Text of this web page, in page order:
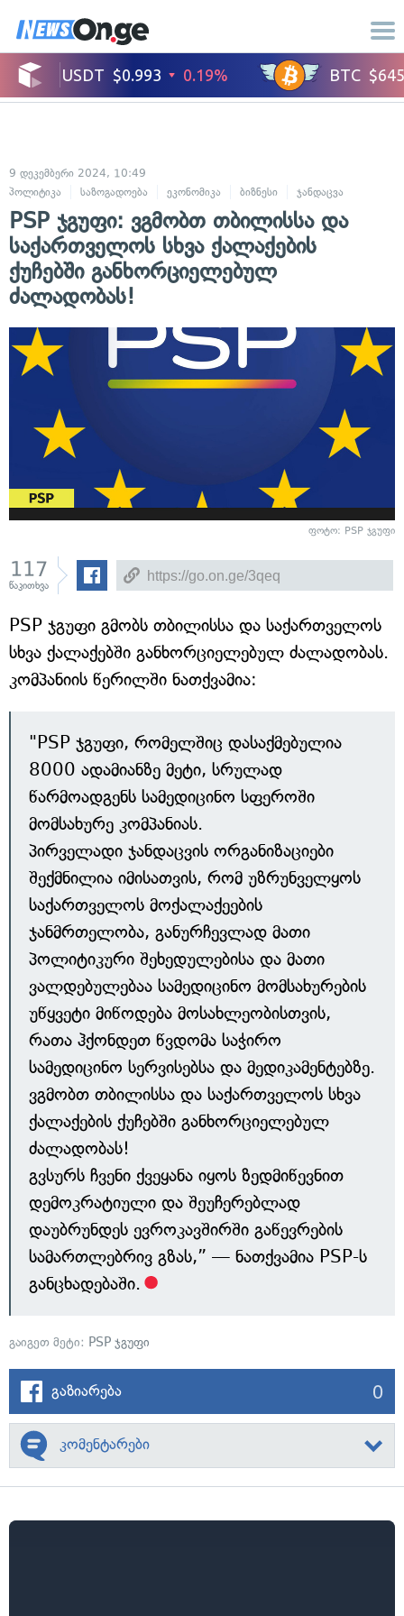
9 დეკემბერი 2024, 10:49
პოლიტიკა
საზოგადოება ეკონომიკა ბიზნესი ჯანდაცვა
PSP ჯგუფი: ვგმობთ თბილისსა და
საქართველოს სხვა ქალაქების
ქუჩებში განხორციელებულ
ძალადობას!
ფოტო: PSP ჯგუფი
117
წაკითხვა
PSP ჯგუფი გმობს თბილისსა და საქართველოს
სხვა ქალაქებში განხორციელებულ ძალადობას.
კომპანიის წერილში ნათქვამია:
"PSP ჯგუფი, რომელშიც დასაქმებულია
8000 ადამიანზე მეტი, სრულად
წარმოადგენს სამედიცინო სფეროში
მომსახურე კომპანიას.
პირველადი ჯანდაცვის ორგანიზაციები
შექმნილია იმისათვის, რომ უზრუნველყოს
საქართველოს მოქალაქეების
ჯანმრთელობა, განურჩევლად მათი
პოლიტიკური შეხედულებისა და მათი
ვალდებულებაა სამედიცინო მომსახურების
უწყვეტი მიწოდება მოსახლეობისთვის,
რათა ჰქონდეთ წვდომა საჭირო
სამედიცინო სერვისებსა და მედიკამენტებზე.
ვგმობთ თბილისსა და საქართველოს სხვა
ქალაქების ქუჩებში განხორციელებულ
ძალადობას!
გვსურს ჩვენი ქვეყანა იყოს ზედმიწევნით
დემოკრატიული და შეუჩერებლად
დაუბრუნდეს ევროკავშირში გაწევრების
სამართლებრივ გზას,” — ნათქვამია PSP-ს
განცხადებაში.
გაიგეთ მეტი: PSP ჯგუფი
გაზიარება 0
კომენტარები